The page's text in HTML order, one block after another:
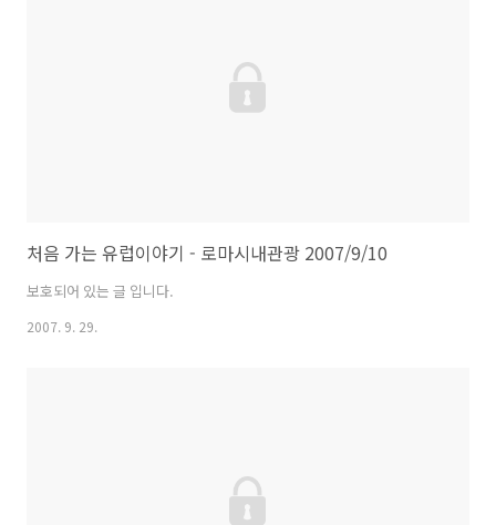
처음 가는 유럽이야기 - 로마시내관광 2007/9/10
보호되어 있는 글 입니다.
2007. 9. 29.